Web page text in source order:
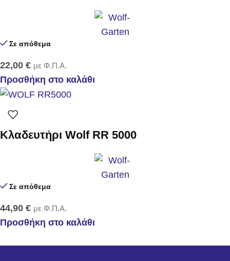
Σε απόθεμα
22,00 € με Φ.Π.Α.
Προσθήκη στο καλάθι
Κλαδευτήρι Wolf RR 5000
Σε απόθεμα
44,90 € με Φ.Π.Α.
Προσθήκη στο καλάθι